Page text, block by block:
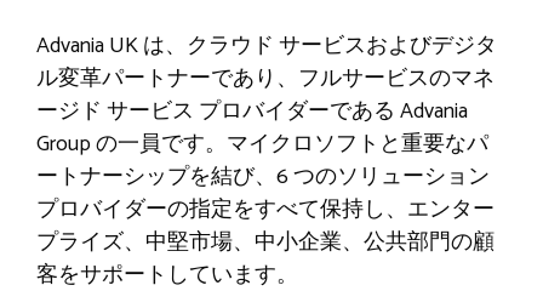
Advania UK は、クラウド サービスおよびデジタ
ル変革パートナーであり、フルサービスのマネ
ージド サービス プロバイダーである Advania
Group の一員です。マイクロソフトと重要なパ
ートナーシップを結び、6 つのソリューション
プロバイダーの指定をすべて保持し、エンター
プライズ、中堅市場、中小企業、公共部門の顧
客をサポートしています。